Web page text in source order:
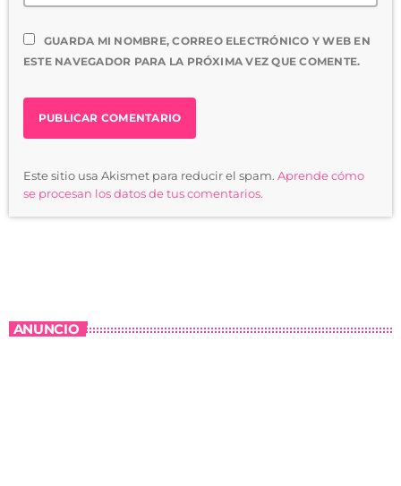
GUARDA MI NOMBRE, CORREO ELECTRÓNICO Y WEB EN
ESTE NAVEGADOR PARA LA PRÓXIMA VEZ QUE COMENTE.
Este sitio usa Akismet para reducir el spam. Aprende cómo
se procesan los datos de tus comentarios.
ANUNCIO